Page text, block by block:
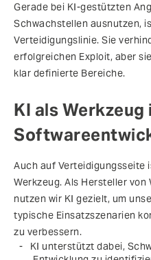
Gerade bei KI-gestützten
Schwachstellen ausnutzen,
Verteidigungslinie. Sie
erfolgreichen Exploit, aber
klar definierte Bereiche.
KI als Werkzeug
Auch auf Verteidigungsseite
Werkzeug. Als Hersteller von
nutzen wir KI gezielt, um
typische Einsatzszenarien
zu verbessern.
KI unterstützt dabei,